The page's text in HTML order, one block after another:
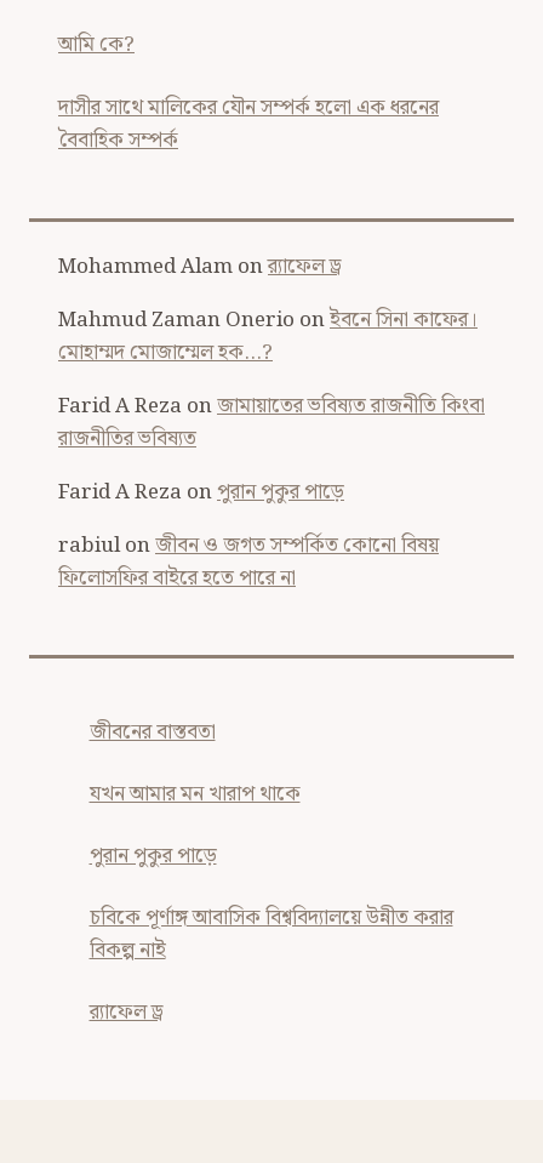
আমি কে?
দাসীর সাথে মালিকের যৌন সম্পর্ক হলো এক ধরনের
বৈবাহিক সম্পর্ক
Mohammed Alamonর‍্যাফেল ড্র
Mahmud Zaman Onerio onইবনে সিনা কাফের।
মোহাম্মদ মোজাম্মেল হক…?
Farid A Reza onজামায়াতের ভবিষ্যত রাজনীতি কিংবা
রাজনীতির ভবিষ্যত
Farid A Reza onপুরান পুকুর পাড়ে
rabiulonজীবন ও জগত সম্পর্কিত কোনো বিষয়
ফিলোসফির বাইরে হতে পারে না
জীবনের বাস্তবতা
যখন আমার মন খারাপ থাকে
পুরান পুকুর পাড়ে
চবিকে পূর্ণাঙ্গ আবাসিক বিশ্ববিদ্যালয়ে উন্নীত করার
বিকল্প নাই
র‍্যাফেল ড্র